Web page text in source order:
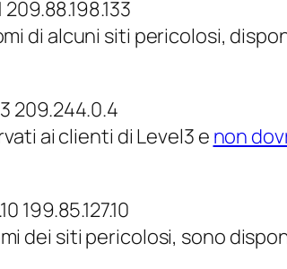
209.88.198.133
di alcuni siti pericolosi,
209.244.0.4
ai clienti di Level3 e non
199.85.127.10
dei siti pericolosi, sono